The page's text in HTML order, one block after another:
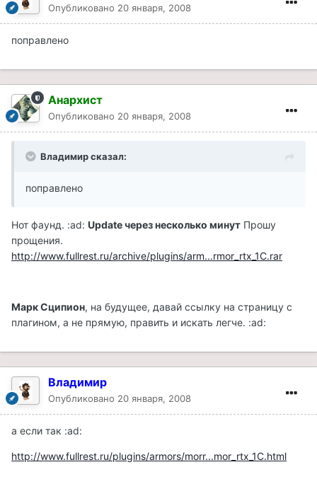
Опубликовано 20 января, 2008
поправлено
Анархист
Опубликовано 20 января, 2008
Владимир сказал:
поправлено
Нот фаунд. :ad: Update через несколько минут Прошу
прощения.
http://www.fullrest.ru/archive/plugins/arm...rmor_rtx_1C.rar
Марк Сципион, на будущее, давай ссылку на страницу с
плагином, а не прямую, править и искать легче. :ad:
Владимир
Опубликовано 20 января, 2008
а если так :ad:
http://www.fullrest.ru/plugins/armors/morr...mor_rtx_1C.html